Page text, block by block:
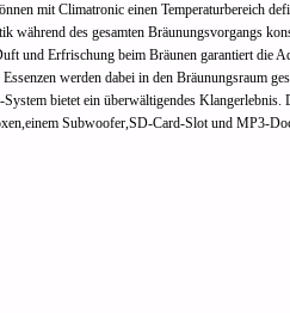
mit Climatronic einen Temperaturbereich
während des gesamten Bräunungsvorgangs
und Erfrischung beim Bräunen garantiert die
werden dabei in den Bräunungsraum
System bietet ein überwältigendes Klangerlebnis.
Subwoofer,SD-Card-Slot und MP3-